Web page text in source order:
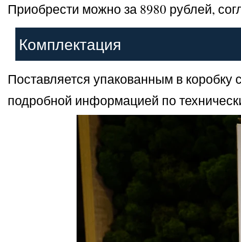
Приобрести можно за 8980 рублей,
Комплектация
Поставляется упакованным в
подробной информацией по